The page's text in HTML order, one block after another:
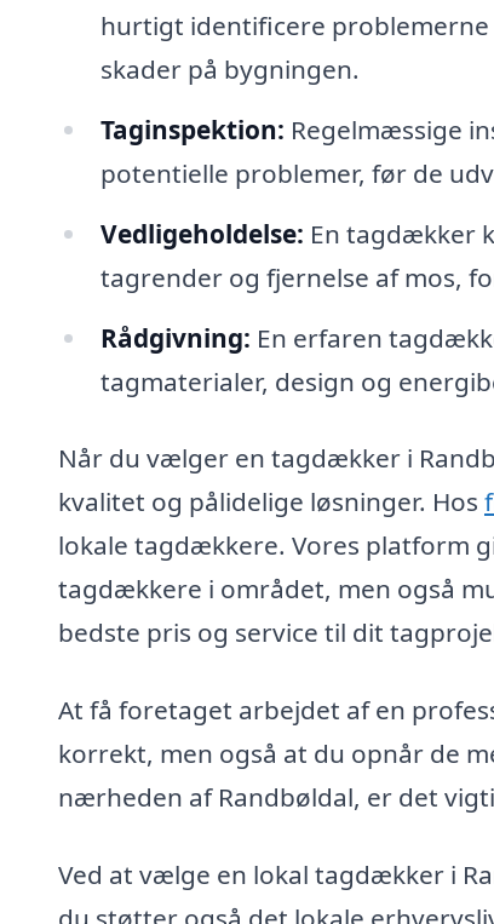
hurtigt identificere
skader på bygningen.
Taginspektion: Regelmæssige
potentielle problemer, før de
Vedligeholdelse: En tagdækker
tagrender og fjernelse af mos,
Rådgivning: En erfaren
tagmaterialer, design og
Når du vælger en tagdækker i
kvalitet og pålidelige løsninger. Hos
lokale tagdækkere. Vores platform
tagdækkere i området, men også
bedste pris og service til dit
At få foretaget arbejdet af en
korrekt, men også at du opnår de
nærheden af Randbøldal, er det
Ved at vælge en lokal tagdækker i